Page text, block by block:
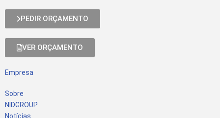
PEDIR ORÇAMENTO
VER ORÇAMENTO
Empresa
Sobre
NIDGROUP
Notícias